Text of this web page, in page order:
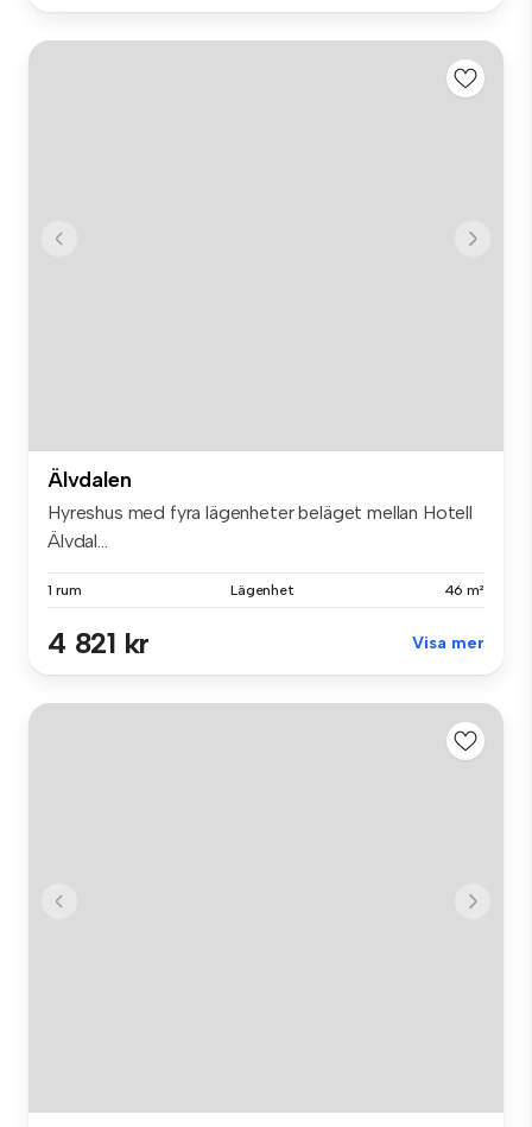
Älvdalen
Hyreshus med fyra lägenheter beläget mellan Hotell
Älvdal...
1 rum Lägenhet 46 m²
4 821 kr Visa mer